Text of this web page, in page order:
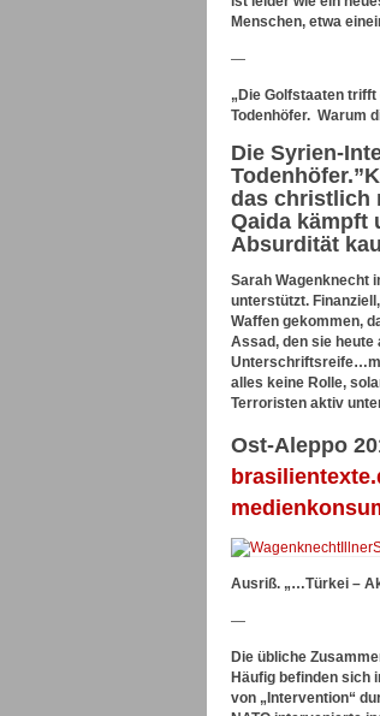
Menschen, etwa
—
„Die Golfstaaten
Todenhöfer. Warum
Die Syrien-
das christlich
Qaida kämpft
Absurdität
Sarah Wagenknecht
unterstützt.
Waffen gekommen,
Assad, den sie heute
alles keine Rolle,
Terroristen aktiv
Ost-Aleppo
Ausriß. „…Türkei –
—
Die übliche
Häufig befinden sich
von „Intervention“